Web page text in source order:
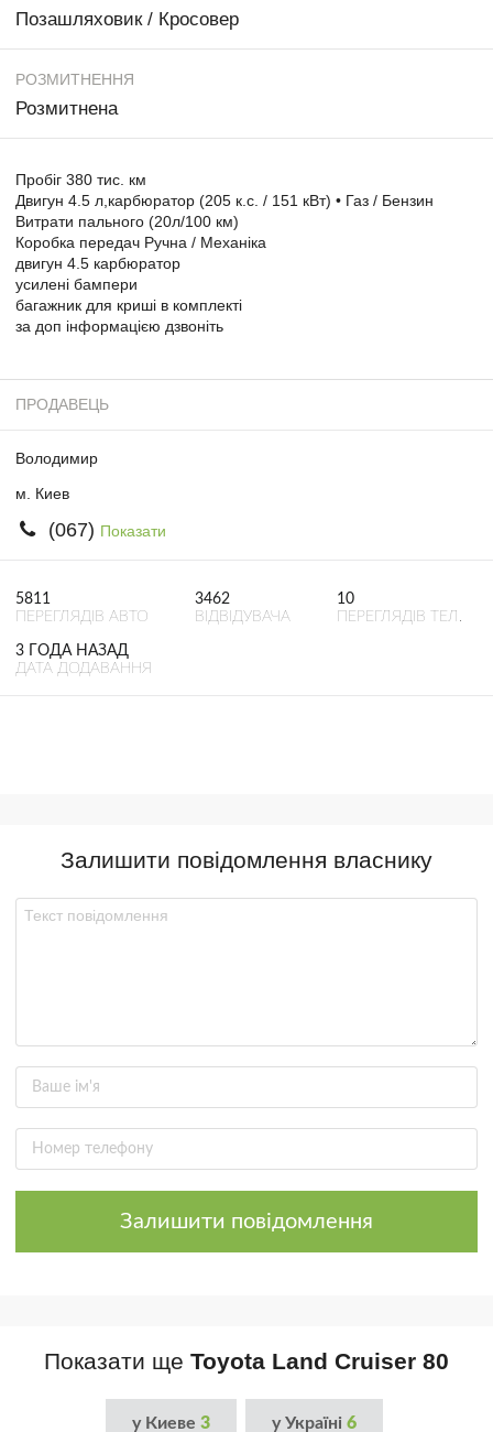
Позашляховик / Кросовер
РОЗМИТНЕННЯ
Розмитнена
Пробіг 380 тис. км
Двигун 4.5 л,карбюратор (205 к.с. / 151 кВт) • Газ / Бензин
Витрати пального (20л/100 км)
Коробка передач Ручна / Механіка
двигун 4.5 карбюратор
усилені бампери
багажник для криші в комплекті
за доп інформацією дзвоніть
ПРОДАВЕЦЬ
Володимир
м. Киев
(067) Показати
5811
ПЕРЕГЛЯДІВ АВТО
3462
ВІДВІДУВАЧА
10
ПЕРЕГЛЯДІВ ТЕЛ.
3 ГОДА НАЗАД
ДАТА ДОДАВАННЯ
Залишити повідомлення власнику
Залишити повідомлення
Показати ще Toyota Land Cruiser 80
у Киеве 3 у Україні 6